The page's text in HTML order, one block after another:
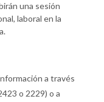
una sesión
laboral en la
a través
o 2229) o a